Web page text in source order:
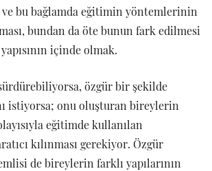
bu bağlamda eğitimin yöntemlerinin
bundan da öte bunun fark edilmesi
içinde olmak.
özgür bir şekilde
istiyorsa; onu oluşturan bireylerin
eğitimde kullanılan
kılınması gerekiyor. Özgür
de bireylerin farklı yapılarının